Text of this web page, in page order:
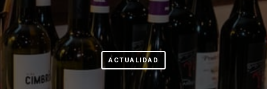
ACTUALIDAD